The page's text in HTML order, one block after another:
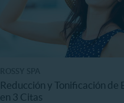
Reducción y Tonificación de
en 3 Citas